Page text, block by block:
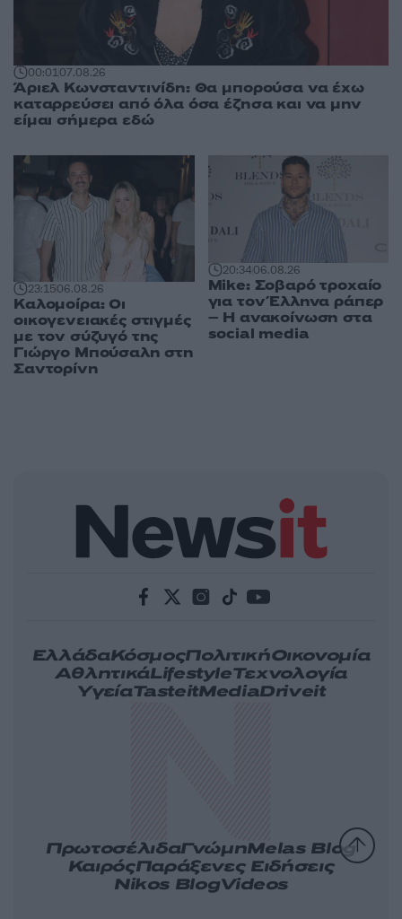
00:0107.08.26
Άριελ Κωνσταντινίδη: Θα μπορούσα να έχω
καταρρεύσει από όλα όσα έζησα και να μην
είμαι σήμερα εδώ
23:1506.08.26
Καλομοίρα: Οι
οικογενειακές στιγμές
με τον σύζυγό της
Γιώργο Μπούσαλη στη
Σαντορίνη
20:3406.08.26
Mike: Σοβαρό τροχαίο
για τον Έλληνα ράπερ
– Η ανακοίνωση στα
social media
ΕλλάδαΚόσμοςΠολιτικήΟικονομία
ΑθλητικάLifestyleΤεχνολογία
ΥγείαTasteitMediaDriveit
ΠρωτοσέλιδαΓνώμηMelas Blog
ΚαιρόςΠαράξενες Ειδήσεις
Nikos BlogVideos